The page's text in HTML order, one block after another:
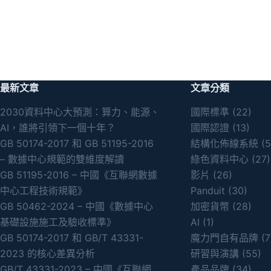
最新文章
2030資料中心大預測：算力、能源、
AI，誰將引領下一個十年？
GB 50174-2017 和 GB 51195-2016
– 數據中心規範的雙維度解讀
GB 51195-2016 – 中國《互聯網數據
中心工程技術規範》
GB 50462-2024 – 中國《數據中心
基礎設施施工及驗收標準》
GB 50174-2017 和 GB/T 43331-
2023 的核心差異分析
文章分類
國際標準 (22)
國際認證(13)
結構化佈線系統
綠色資料中心(27)
影片 (26)
Panduit (30)
加密貨幣 (28)
AI (1)
魔力門自有品牌
研習與演講(55)